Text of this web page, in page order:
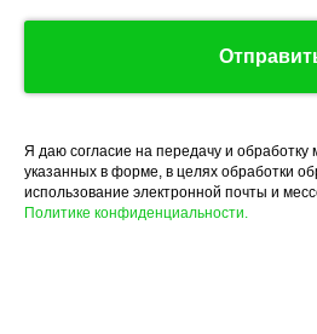
Я даю согласие на передачу и
указанных в форме, в целях обработки
использование электронной почты и
Политике конфиденциальности.